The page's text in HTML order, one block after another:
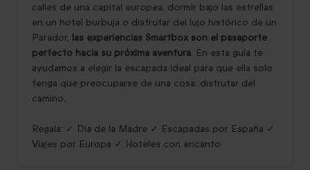
calles de una capital europea, dormir bajo las estrellas
en un hotel burbuja o disfrutar del lujo histórico de un
Parador, las experiencias Smartbox son el pasaporte
perfecto hacia su próxima aventura. En esta guía te
ayudamos a elegir la escapada ideal para que ella solo
tenga que preocuparse de una cosa: disfrutar del
camino.
Regala: ✓ Día de la Madre ✓ Escapadas por España ✓
Viajes por Europa ✓ Hoteles con encanto